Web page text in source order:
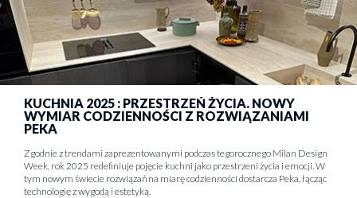
KUCHNIA 2025 : PRZESTRZEŃ ŻYCIA. NOWY
WYMIAR CODZIENNOŚCI Z ROZWIĄZANIAMI
PEKA
Zgodnie z trendami zaprezentowanymi podczas tegorocznego Milan Design
Week, rok 2025 redefiniuje pojęcie kuchni jako przestrzeni życia i emocji. W
tym nowym świecie rozwiązań na miarę codzienności dostarcza Peka, łącząc
technologię z wygodą i estetyką.